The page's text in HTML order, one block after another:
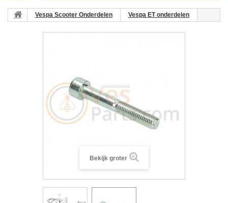
Vespa Scooter Onderdelen
Vespa ET onderdelen
Bekijk groter